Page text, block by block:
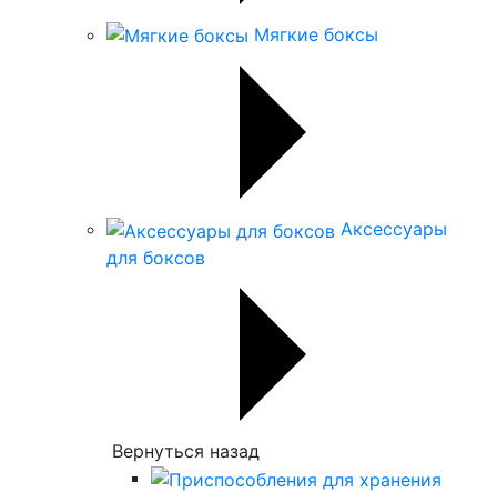
Мягкие боксы
Аксессуары
для боксов
Вернуться назад